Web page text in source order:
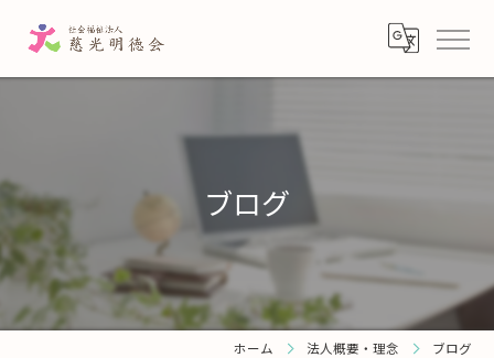
ブログ
ホーム 法人概要・理念 ブログ